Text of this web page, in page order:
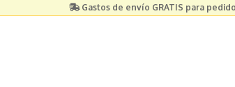
Gastos de envío GRATIS para